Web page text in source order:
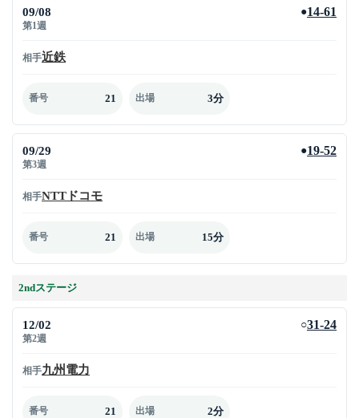
09/08
第1週
●14-61
相手近鉄
番号 21 出場 3分
09/29
第3週
●19-52
相手NTTドコモ
番号 21 出場 15分
2ndステージ
12/02
第2週
○31-24
相手九州電力
番号 21 出場 2分